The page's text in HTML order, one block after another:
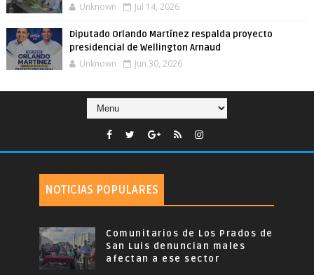
Unknown Jul 14, 2026
Diputado Orlando Martínez respalda proyecto
presidencial de Wellington Arnaud
Unknown Jun 30, 2026
NOTICIAS POPULARES
Comunitarios de Los Prados de
San Luis denuncian males
afectan a ese sector